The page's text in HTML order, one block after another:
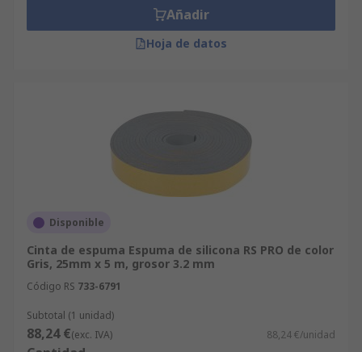
Añadir
Hoja de datos
Disponible
Cinta de espuma Espuma de silicona RS PRO de color
Gris, 25mm x 5 m, grosor 3.2 mm
Código RS 733-6791
Subtotal (1 unidad)
88,24 €(exc. IVA) 88,24 €/unidad